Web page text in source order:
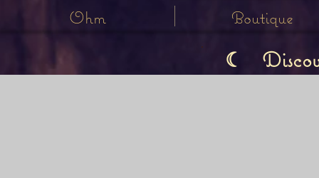
Ohm Boutique
☾